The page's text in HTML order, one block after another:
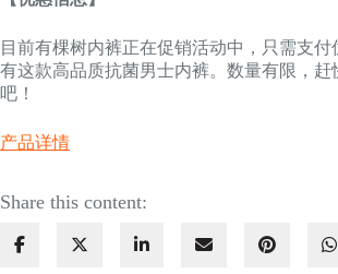
目前有棵树内裤正在促销活动中，只需支付
有这款高品质抗菌男士内裤。数量有限，赶
吧！
产品详情
Share this content: